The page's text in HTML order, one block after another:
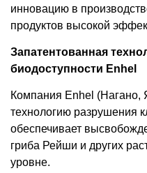
инновацию в
продуктов высокой
Запатентованная
биодоступности Enhel
Компания Enhel
технологию разрушения
обеспечивает
гриба Рейши и других
уровне.